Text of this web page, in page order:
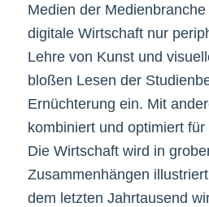
Medien der
digitale Wirtschaft nur
Lehre von Kunst und
bloßen Lesen der
Ernüchterung ein. Mit
kombiniert und optimiert
Die Wirtschaft wird in
Zusammenhängen
dem letzten Jahrtausend